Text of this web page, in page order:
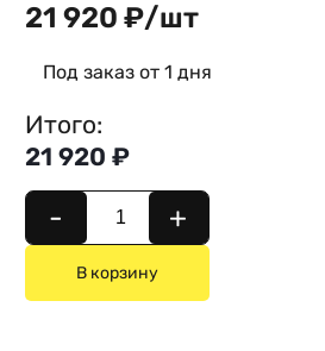
21 920₽/шт
Под заказ от 1 дня
Итого:
21 920 ₽
- +
В корзину